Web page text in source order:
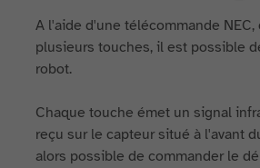
A l'aide d'une télécommande
plusieurs touches, il est possible
robot.
Chaque touche émet un signal
reçu sur le capteur situé à l'avant
alors possible de commander le